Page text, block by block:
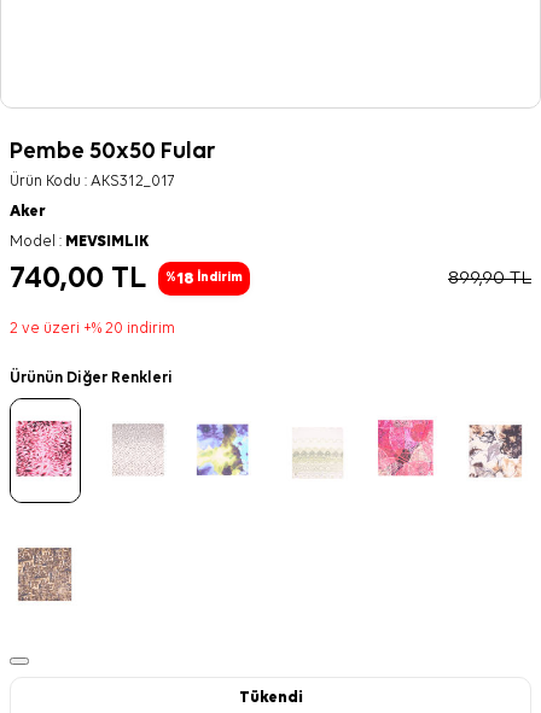
Pembe 50x50 Fular
Ürün Kodu : AKS312_017
Aker
Model : MEVSIMLIK
740,00 TL %18 İndirim 899,90TL
2 ve üzeri +% 20 indirim
Ürünün Diğer Renkleri
Tükendi